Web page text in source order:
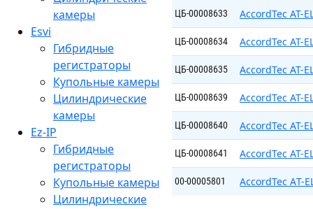
камеры
Esvi
Гибридные
регистраторы
Купольные камеры
Цилиндрические
камеры
Ez-IP
Гибридные
регистраторы
Купольные камеры
Цилиндрические
ЦБ-00008633 AccordTec AT-
ЦБ-00008634 AccordTec AT-
ЦБ-00008635 AccordTec AT-
ЦБ-00008639 AccordTec AT-
ЦБ-00008640 AccordTec AT-
ЦБ-00008641 AccordTec AT-
00-00005801 AccordTec АT-